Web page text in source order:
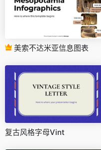
美索不达米亚信息图表
复古风格字母Vint